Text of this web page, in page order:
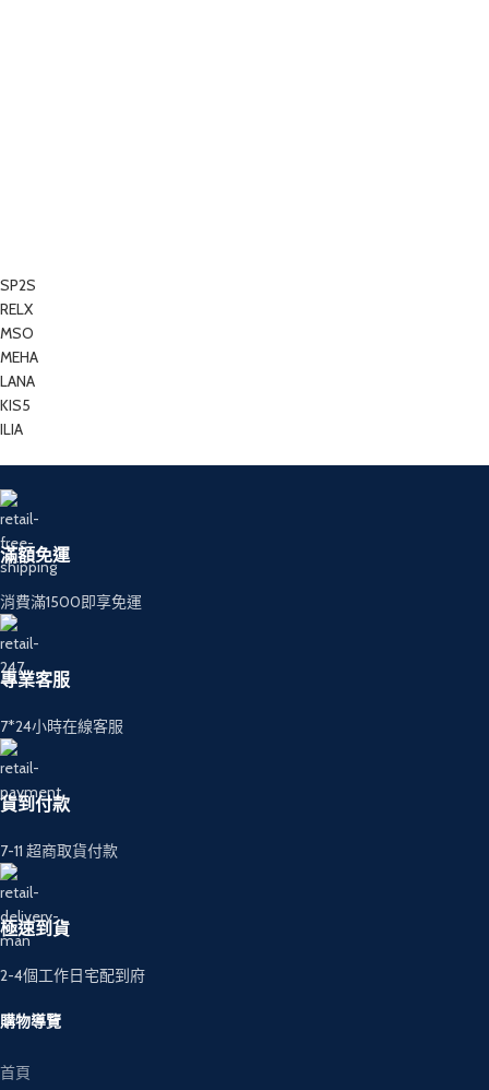
SP2S
RELX
MSO
MEHA
LANA
KIS5
ILIA
滿額免運
消費滿1500即享免運
專業客服
7*24小時在線客服
貨到付款
7-11 超商取貨付款
極速到貨
2-4個工作日宅配到府
購物導覽
首頁